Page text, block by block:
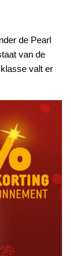
de Pearl
van de
valt er